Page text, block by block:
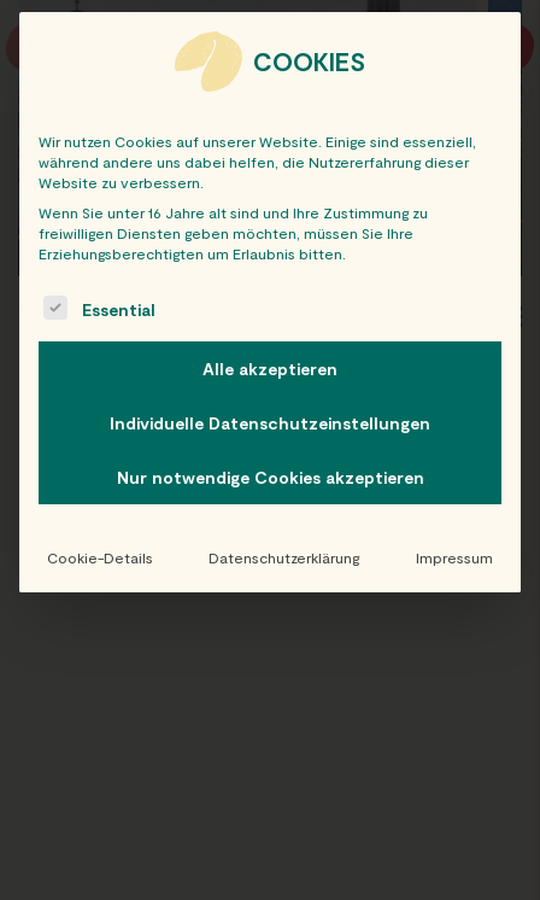
WIEN
Folge uns auf Instagram!
COOKIES
Wir nutzen Cookies auf unserer Website. Einige sind essenziell,
während andere uns dabei helfen, die Nutzererfahrung dieser
Website zu verbessern.
Wenn Sie unter 16 Jahre alt sind und Ihre Zustimmung zu
freiwilligen Diensten geben möchten, müssen Sie Ihre
Erziehungsberechtigten um Erlaubnis bitten.
The following is a list of service groups for which consent
Essential
Alle akzeptieren
Individuelle Datenschutzeinstellungen
Nur notwendige Cookies akzeptieren
Cookie-Details Datenschutzerklärung Impressum